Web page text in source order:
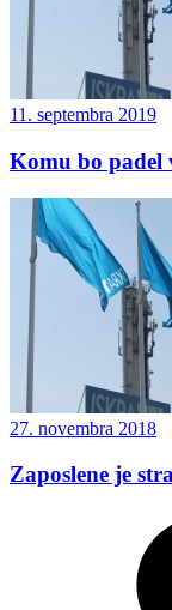
11. septembra 2019
Komu bo padel
27. novembra 2018
Zaposlene je